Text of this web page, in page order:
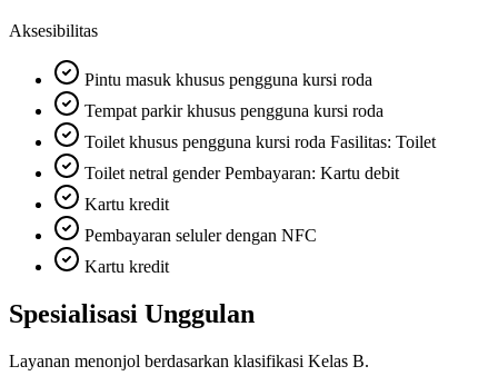
Aksesibilitas
Pintu masuk khusus pengguna kursi roda
Tempat parkir khusus pengguna kursi roda
Toilet khusus pengguna kursi roda Fasilitas: Toilet
Toilet netral gender Pembayaran: Kartu debit
Kartu kredit
Pembayaran seluler dengan NFC
Kartu kredit
Spesialisasi Unggulan
Layanan menonjol berdasarkan klasifikasi Kelas B.